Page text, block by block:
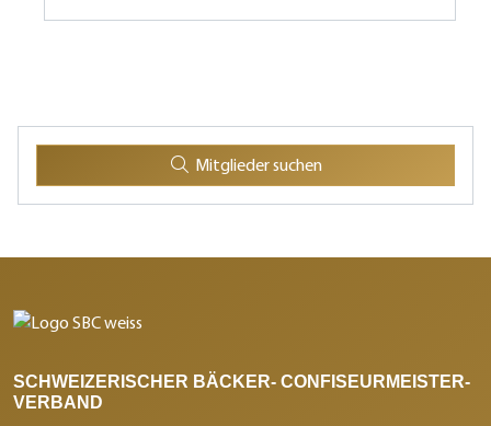
Mitglieder suchen
SCHWEIZERISCHER BÄCKER- CONFISEURMEISTER-
VERBAND